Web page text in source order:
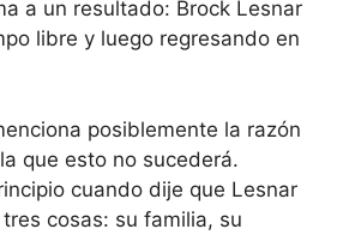
a un resultado: Brock Lesnar
libre y luego regresando en
posiblemente la razón
que esto no sucederá.
cuando dije que Lesnar
cosas: su familia, su